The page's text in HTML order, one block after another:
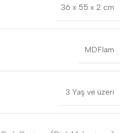
36 x 55 x 2 cm
MDFlam
3 Yaş ve üzeri